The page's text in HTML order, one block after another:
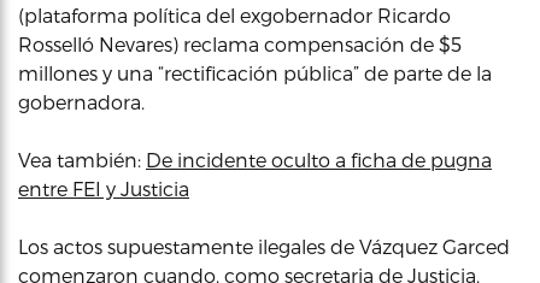
(plataforma política del exgobernador Ricardo
Rosselló Nevares) reclama compensación de $5
millones y una “rectificación pública” de parte de la
gobernadora.
Vea también: De incidente oculto a ficha de pugna
entre FEI y Justicia
Los actos supuestamente ilegales de Vázquez Garced
comenzaron cuando, como secretaria de Justicia,